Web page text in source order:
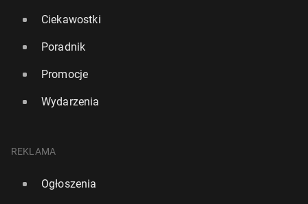
2 lutego, 08:00
Ciekawostki
Poradnik
Promocje
Wydarzenia
REKLAMA
Ogłoszenia